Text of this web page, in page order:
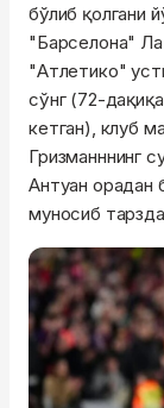
бўлиб қолгани
"Барселона"
"Атлетико"
сўнг (72-
кетган), клуб
Гризманннинг
Антуан орадан
муносиб